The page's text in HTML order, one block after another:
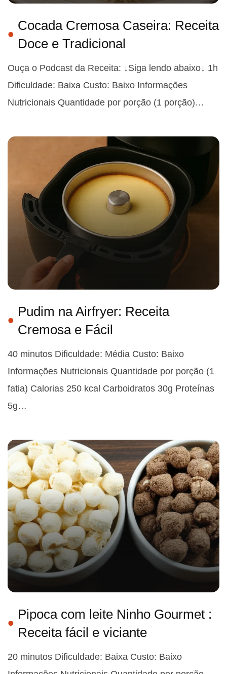
Cocada Cremosa Caseira: Receita
Doce e Tradicional
Ouça o Podcast da Receita: ↓Siga lendo abaixo↓ 1h
Dificuldade: Baixa Custo: Baixo Informações
Nutricionais Quantidade por porção (1 porção)…
Pudim na Airfryer: Receita
Cremosa e Fácil
40 minutos Dificuldade: Média Custo: Baixo
Informações Nutricionais Quantidade por porção (1
fatia) Calorias 250 kcal Carboidratos 30g Proteínas
5g…
Pipoca com leite Ninho Gourmet :
Receita fácil e viciante
20 minutos Dificuldade: Baixa Custo: Baixo